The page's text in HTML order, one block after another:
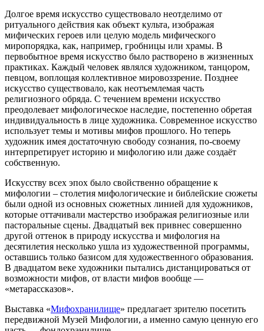
Долгое время искусство существовало неотделимо от
ритуального действия как объект культа, изображая
мифических героев или целую модель мифического
миропорядка, как, например, гробницы или храмы. В
первобытное время искусство было растворено в жизненных
практиках. Каждый человек являлся художником, танцором,
певцом, воплощая коллективное мировоззрение. Позднее
искусство существовало, как неотъемлемая часть
религиозного обряда. С течением времени искусство
преодолевает мифологическое наследие, постепенно обретая
индивидуальность в лице художника. Современное искусство
использует темы и мотивы мифов прошлого. Но теперь
художник имея достаточную свободу сознания, по-своему
интерпретирует историю и мифологию или даже создаёт
собственную.
Искусству всех эпох было свойственно обращение к
мифологии – столетия мифологические и библейские сюжеты
были одной из основных сюжетных линией для художников,
которые оттачивали мастерство изображая религиозные или
пасторальные сцены. Двадцатый век привнес совершенно
другой оттенок в природу искусства и мифология на
десятилетия несколько ушла из художественной программы,
оставшись только базисом для художественного образования.
В двадцатом веке художники пытались дистанцироваться от
возможности мифов, от власти мифов вообще —
«метарассказов».
Выставка «Мифохранилище» предлагает зрителю посетить
передвижной Музей Мифологии, а именно самую ценную его